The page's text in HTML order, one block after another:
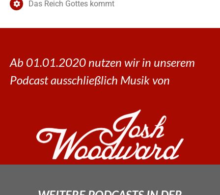
Das Reich Gottes kommt
Ab 01.01.2020 nutzen wir in unserem
Podcast ausschließlich Musik von